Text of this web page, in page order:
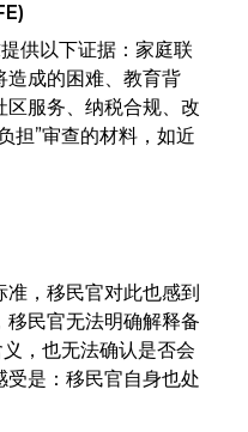
供以下证据：家庭联
造成的困难、教育背
服务、纳税合规、改
担”审查的材料，如近
，移民官对此也感到
民官无法明确解释备
，也无法确认是否会
是：移民官自身也处